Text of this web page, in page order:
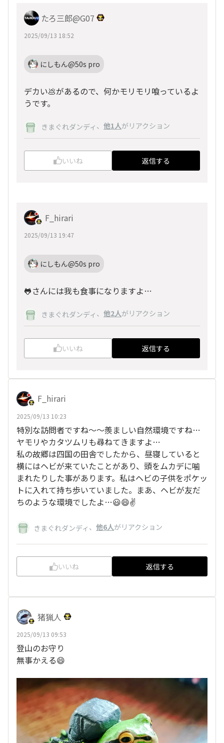
たろ三郎@G07
2025/09/13 18:52
にしもん@50s pro
デカい💩があるので、何かモリモリ喰っているよ
うです。
きまぐれダンディ 、 他1人がリアクション
いいね 返信する
F_hirari
2025/09/13 19:47
にしもん@50s pro
🐸さんには我も食事になりますよ…
きまぐれダンディ 、 他2人がリアクション
いいね 返信する
F_hirari
2025/09/13 10:23
特別な訪問者ですね〜〜羨ましい自然環境ですね…
ヤモリやカタツムリも尋ねてきますよ…
私の故郷は四国の田舎でしたから、昼寝していると
横にはヘビが来ていたことがあり、頭をムカデに噛
まれたりした事があります。私はヘビの子供をポケッ
トに入れて持ち歩いていました。まあ、ヘビが友だ
ちのような環境でしたよ…😃😄✌️
きまぐれダンディ 、 他6人がリアクション
いいね 返信する
猪猟人
2025/09/13 09:53
登山のお守り
無事かえる😄